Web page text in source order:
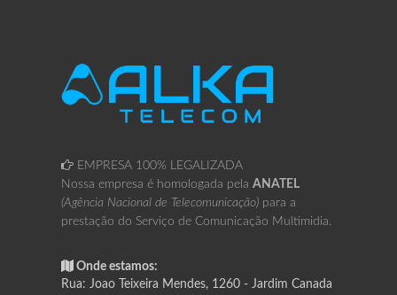
EMPRESA 100% LEGALIZADA
Nossa empresa é homologada pela ANATEL
(Agência Nacional de Telecomunicação) para a
prestação do Serviço de Comunicação Multimidia.
Onde estamos:
Rua: Joao Teixeira Mendes, 1260 - Jardim Canada